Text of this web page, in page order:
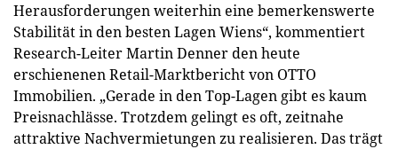
Herausforderungen weiterhin eine bemerkenswerte
Stabilität in den besten Lagen Wiens“, kommentiert
Research-Leiter Martin Denner den heute
erschienenen Retail-Marktbericht von OTTO
Immobilien. „Gerade in den Top-Lagen gibt es kaum
Preisnachlässe. Trotzdem gelingt es oft, zeitnahe
attraktive Nachvermietungen zu realisieren. Das trägt